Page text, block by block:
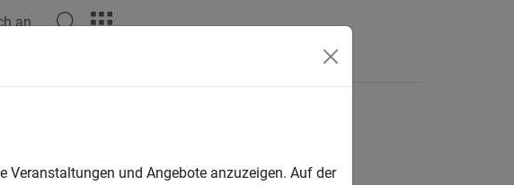
an
Veranstaltungen und Angebote anzuzeigen. Auf der